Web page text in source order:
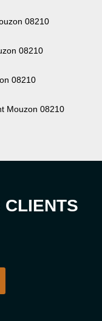
08210
08210
08210
Mouzon 08210
CLIENTS